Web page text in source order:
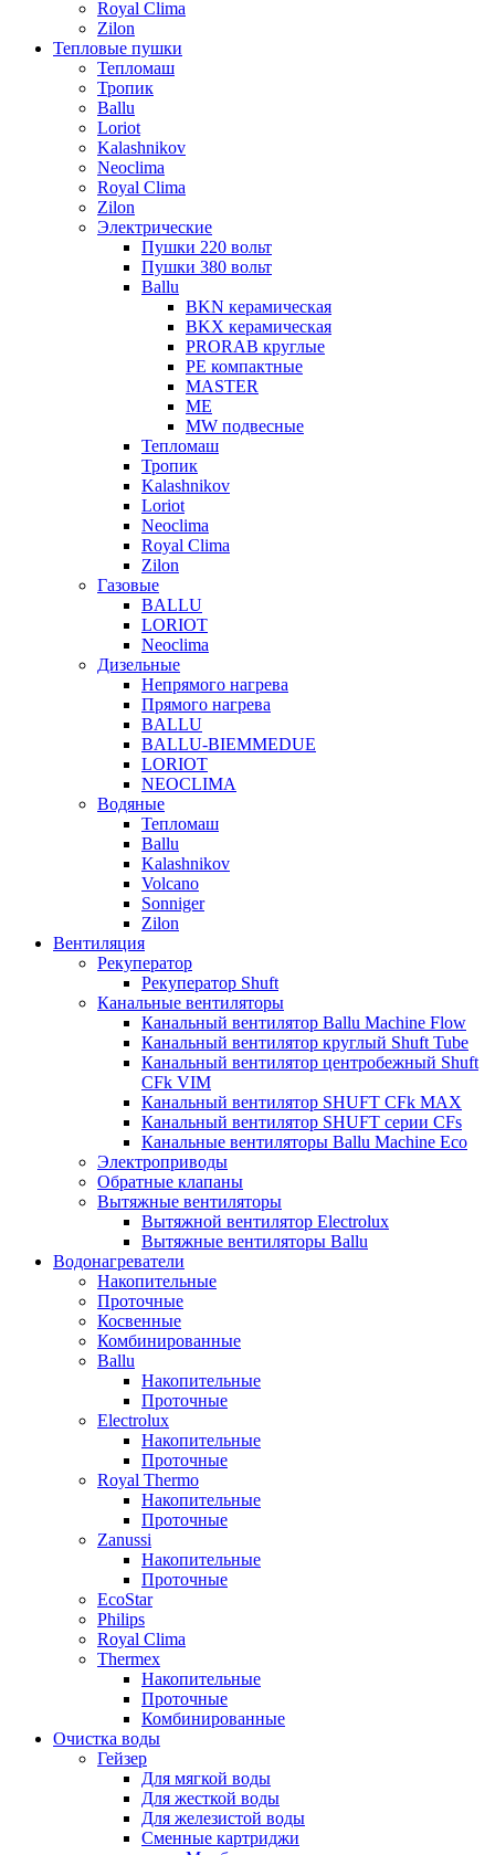
Royal Clima
Zilon
Тепловые пушки
Тепломаш
Тропик
Ballu
Loriot
Kalashnikov
Neoclima
Royal Clima
Zilon
Электрические
Пушки 220 вольт
Пушки 380 вольт
Ballu
BKN керамическая
BKX керамическая
PRORAB круглые
PE компактные
MASTER
МЕ
MW подвесные
Тепломаш
Тропик
Kalashnikov
Loriot
Neoclima
Royal Clima
Zilon
Газовые
BALLU
LORIOT
Neoclima
Дизельные
Непрямого нагрева
Прямого нагрева
BALLU
BALLU-BIEMMEDUE
LORIOT
NEOCLIMA
Водяные
Тепломаш
Ballu
Kalashnikov
Volcano
Sonniger
Zilon
Вентиляция
Рекуператор
Рекуператор Shuft
Канальные вентиляторы
Канальный вентилятор Ballu Machine Flow
Канальный вентилятор круглый Shuft Tube
Канальный вентилятор центробежный Shuft
CFk VIM
Канальный вентилятор SHUFT CFk MAX
Канальный вентилятор SHUFT серии CFs
Канальные вентиляторы Ballu Machine Eco
Электроприводы
Обратные клапаны
Вытяжные вентиляторы
Вытяжной вентилятор Electrolux
Вытяжные вентиляторы Ballu
Водонагреватели
Накопительные
Проточные
Косвенные
Комбинированные
Ballu
Накопительные
Проточные
Electrolux
Накопительные
Проточные
Royal Thermo
Накопительные
Проточные
Zanussi
Накопительные
Проточные
EcoStar
Philips
Royal Clima
Thermex
Накопительные
Проточные
Комбинированные
Очистка воды
Гейзер
Для мягкой воды
Для жесткой воды
Для железистой воды
Сменные картриджи